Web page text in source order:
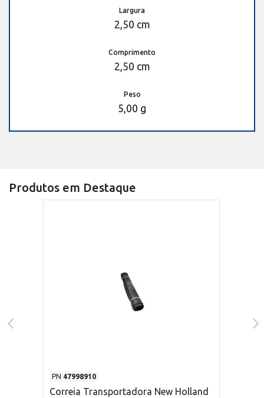
Largura
2,50 cm
Comprimento
2,50 cm
Peso
5,00 g
Produtos em Destaque
PN 47998910
Correia Transportadora New Holland